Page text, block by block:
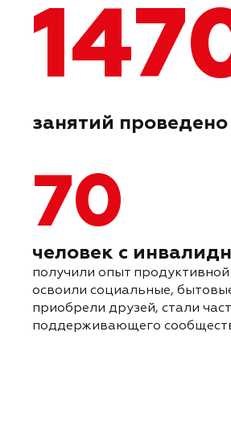
занятий
70
человек с
получили опыт продуктивной
освоили социальные,
приобрели друзей, стали
поддерживающего